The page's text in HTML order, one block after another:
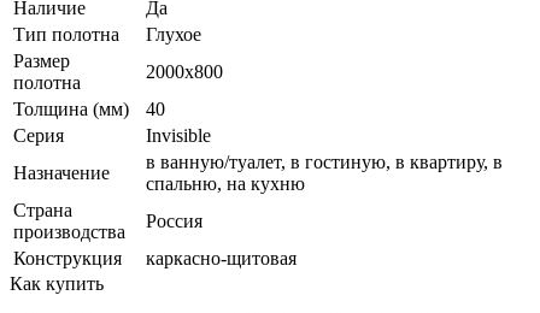
Наличие
Да
Тип полотна
Глухое
Размер
полотна
2000x800
Толщина (мм)
40
Серия
Invisible
Назначение
в ванную/туалет, в гостиную, в квартиру, в
спальню, на кухню
Страна
производства
Россия
Конструкция
каркасно-щитовая
Как купить